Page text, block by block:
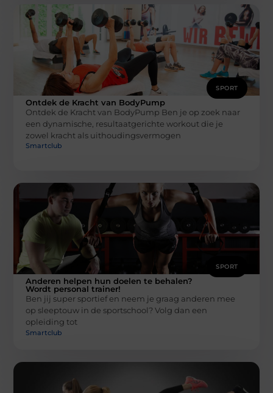
SPORT
Ontdek de Kracht van BodyPump
Ontdek de Kracht van BodyPump Ben je op zoek naar
een dynamische, resultaatgerichte workout die je
zowel kracht als uithoudingsvermogen
Smartclub
SPORT
Anderen helpen hun doelen te behalen?
Wordt personal trainer!
Ben jij super sportief en neem je graag anderen mee
op sleeptouw in de sportschool? Volg dan een
opleiding tot
Smartclub